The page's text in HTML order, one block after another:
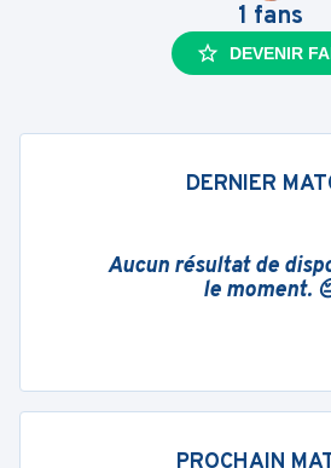
1 fans
DEVENIR
DERNIER
Aucun résultat de
le moment.